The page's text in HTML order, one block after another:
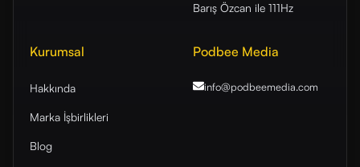
Barış Özcan ile 111Hz
Kurumsal
Hakkında
Marka İşbirlikleri
Blog
Podbee Media
info@podbeemedia.com